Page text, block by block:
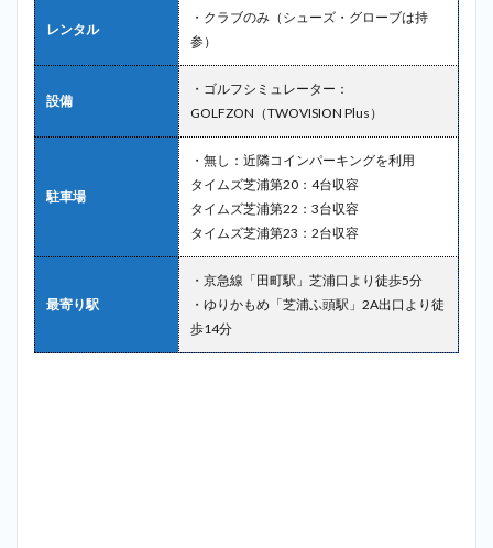
レンタル
・クラブのみ（シューズ・グローブは持
参）
設備
・ゴルフシミュレーター：
GOLFZON（TWOVISION Plus）
駐車場
・無し：近隣コインパーキングを利用
タイムズ芝浦第20：4台収容
タイムズ芝浦第22：3台収容
タイムズ芝浦第23：2台収容
最寄り駅
・京急線「田町駅」芝浦口より徒歩5分
・ゆりかもめ「芝浦ふ頭駅」2A出口より徒
歩14分